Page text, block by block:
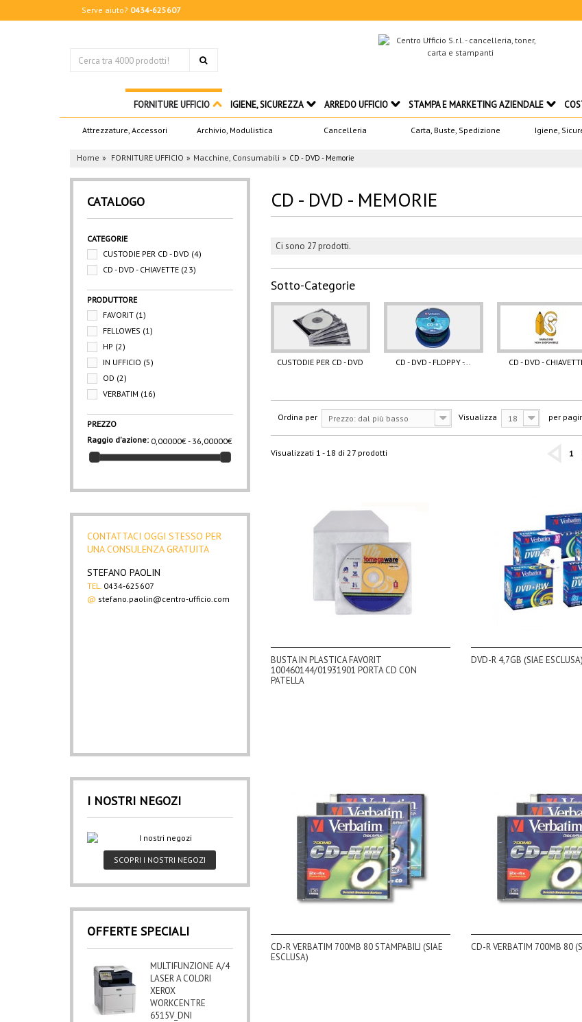
Serve aiuto? 0434-625607
FORNITURE UFFICIO
Attrezzature, Accessori Archivio, Modulistica Cancelleria Carta, Buste, Spedizione Igiene,
IGIENE, SICUREZZA ARREDO UFFICIO STAMPA E MARKETING AZIENDALE
Home FORNITURE UFFICIO Macchine, Consumabili CD - DVD - Memorie
CATALOGO
CATEGORIE
CUSTODIE PER CD - DVD (4)
CD - DVD - CHIAVETTE (23)
PRODUTTORE
FAVORIT (1)
FELLOWES (1)
HP (2)
IN UFFICIO (5)
OD (2)
VERBATIM (16)
PREZZO
Raggio d'azione: 0,00000€ - 36,00000€
CONTATTACI OGGI STESSO PER
UNA CONSULENZA GRATUITA
STEFANO PAOLIN
TEL.
0434-625607
@ stefano.paolin@centro-ufficio.com
I NOSTRI NEGOZI
SCOPRI I NOSTRI NEGOZI
OFFERTE SPECIALI
MULTIFUNZIONE A/4
LASER A COLORI
XEROX
WORKCENTRE
6515V_DNI
CD - DVD - MEMORIE
Ci sono 27 prodotti.
Sotto-Categorie
CUSTODIE PER CD - DVD CD - DVD - FLOPPY -... CD - DVD -
Ordina per Prezzo: dal più basso Visualizza 18 per
1
Visualizzati 1 - 18 di 27 prodotti
BUSTA IN PLASTICA FAVORIT
100460144/01931901 PORTA CD CON
PATELLA
DVD-R 4,7GB (SIAE ESCLUSA)
CD-R VERBATIM 700MB 80 STAMPABILI (SIAE
ESCLUSA)
CD-R VERBATIM 700MB 80